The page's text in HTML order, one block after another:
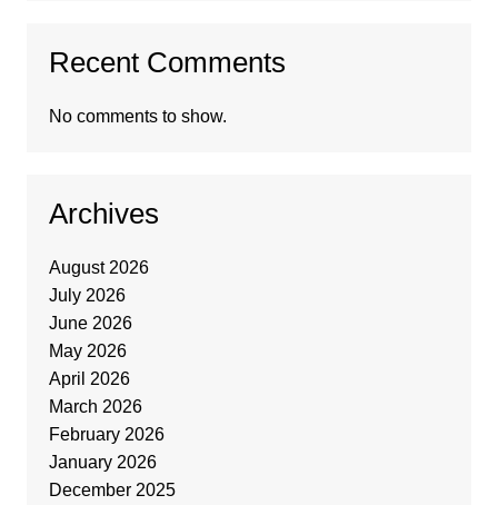
Recent Comments
No comments to show.
Archives
August 2026
July 2026
June 2026
May 2026
April 2026
March 2026
February 2026
January 2026
December 2025